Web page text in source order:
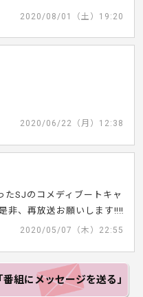
2020/08/01（土）19:20
2020/06/22（月）12:38
SJのコメディブートキャ
非、再放送お願いします‼︎‼︎
2020/05/07（木）22:55
番組にメッセージを送る」